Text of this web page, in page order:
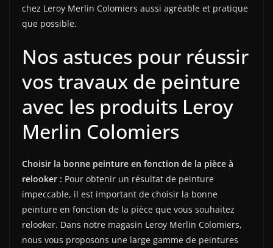
chez Leroy Merlin Colomiers aussi agréable et pratique
que possible.
Nos astuces pour réussir
vos travaux de peinture
avec les produits Leroy
Merlin Colomiers
Choisir la bonne peinture en fonction de la pièce à
relooker : Pour obtenir un résultat de peinture
impeccable, il est important de choisir la bonne
peinture en fonction de la pièce que vous souhaitez
relooker. Dans notre magasin Leroy Merlin Colomiers,
nous vous proposons une large gamme de peintures